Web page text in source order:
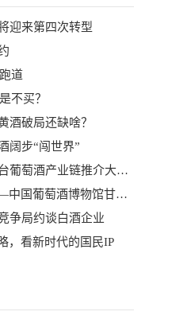
迎来第四次转型
道
不买？
酒破局还缺啥？
阔步“闯世界”
酒产业链推介大会暨2...
葡萄酒博物馆甘肃河...
争局约谈白酒企业
，看新时代的国民IP